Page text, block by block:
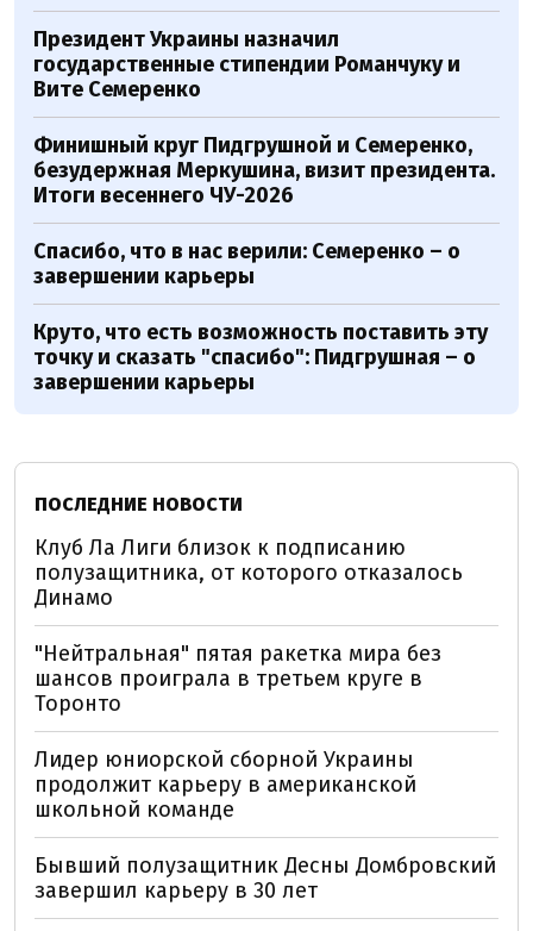
Президент Украины назначил
государственные стипендии Романчуку и
Вите Семеренко
Финишный круг Пидгрушной и Семеренко,
безудержная Меркушина, визит президента.
Итоги весеннего ЧУ-2026
Спасибо, что в нас верили: Семеренко – о
завершении карьеры
Круто, что есть возможность поставить эту
точку и сказать "спасибо": Пидгрушная – о
завершении карьеры
ПОСЛЕДНИЕ НОВОСТИ
Клуб Ла Лиги близок к подписанию
полузащитника, от которого отказалось
Динамо
"Нейтральная" пятая ракетка мира без
шансов проиграла в третьем круге в
Торонто
Лидер юниорской сборной Украины
продолжит карьеру в американской
школьной команде
Бывший полузащитник Десны Домбровский
завершил карьеру в 30 лет